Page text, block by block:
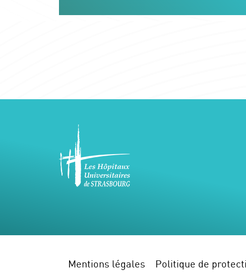
Mentions légales Politique de